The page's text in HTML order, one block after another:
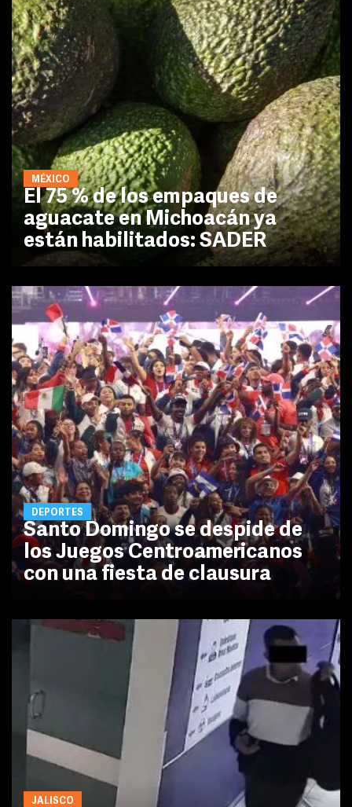
MÉXICO
El 75 % de los empaques de
aguacate en Michoacán ya
están habilitados: SADER
DEPORTES
Santo Domingo se despide de
los Juegos Centroamericanos
con una fiesta de clausura
JALISCO